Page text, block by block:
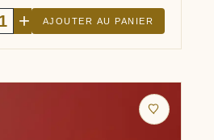
+ AJOUTER AU PANIER